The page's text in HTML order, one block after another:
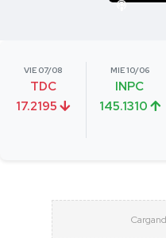
VIE 07/08
TDC
17.2195
MIE 10/06
INPC
145.1310